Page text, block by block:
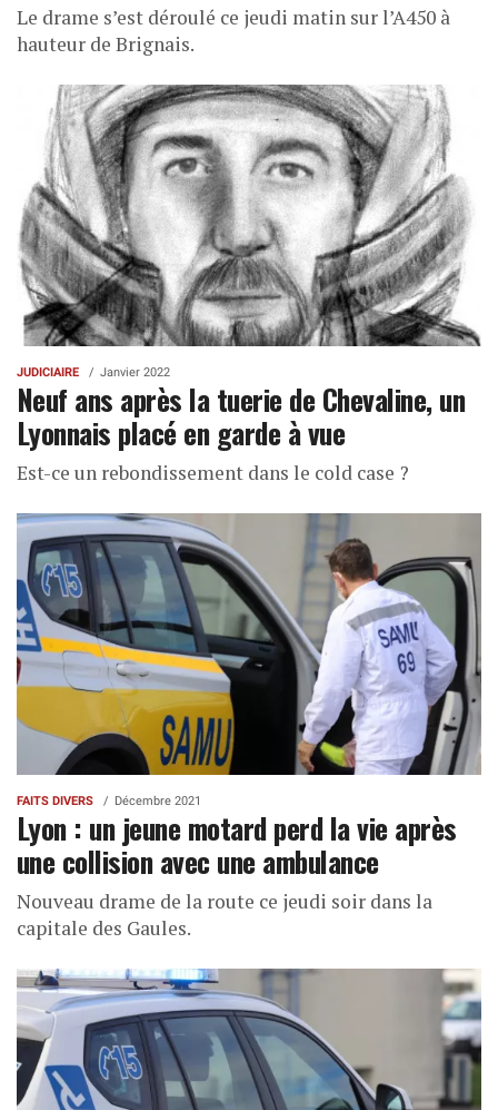
Le drame s’est déroulé ce jeudi matin sur l’A450 à
hauteur de Brignais.
JUDICIAIRE Janvier 2022
Neuf ans après la tuerie de Chevaline, un
Lyonnais placé en garde à vue
Est-ce un rebondissement dans le cold case ?
FAITS DIVERS Décembre 2021
Lyon : un jeune motard perd la vie après
une collision avec une ambulance
Nouveau drame de la route ce jeudi soir dans la
capitale des Gaules.